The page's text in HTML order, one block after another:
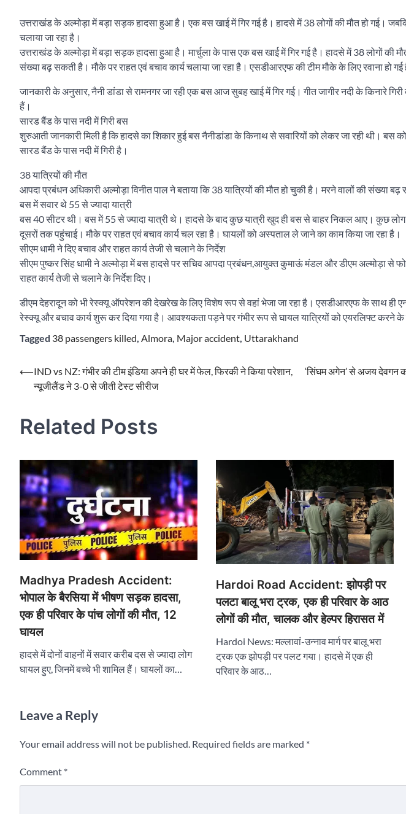
उत्तराखंड के अल्मोड़ा में बड़ा सड़क हादसा हुआ है। एक बस खाई में गिर गई है। हादसे में 38 लोगों की मौत हो गई।
चलाया जा रहा है।
उत्तराखंड के अल्मोड़ा में बड़ा सड़क हादसा हुआ है। मार्चुला के पास एक बस खाई में गिर गई है। हादसे में 38 लोगों की
संख्या बढ़ सकती है। मौके पर राहत एवं बचाव कार्य चलाया जा रहा है। एसडीआरएफ की टीम मौके के लिए रवाना हो गई
जानकारी के अनुसार, नैनी डांडा से रामनगर जा रही एक बस आज सुबह खाई में गिर गई। गीत जागीर नदी के किनारे
हैं।
सारड बैंड के पास नदी में गिरी बस
शुरुआती जानकारी मिली है कि हादसे का शिकार हुई बस नैनीडांडा के किनाथ से सवारियों को लेकर जा रही थी। बस
सारड बैंड के पास नदी में गिरी है।
38 यात्रियों की मौत
आपदा प्रबंधन अधिकारी अल्मोड़ा विनीत पाल ने बताया कि 38 यात्रियों की मौत हो चुकी है। मरने वालों की संख्या
बस में सवार थे 55 से ज्यादा यात्री
बस 40 सीटर थी। बस में 55 से ज्यादा यात्री थे। हादसे के बाद कुछ यात्री खुद ही बस से बाहर निकल आए। कुछ लोग
दूसरों तक पहुंचाई। मौके पर राहत एवं बचाव कार्य चल रहा है। घायलों को अस्पताल ले जाने का काम किया जा रहा है।
सीएम धामी ने दिए बचाव और राहत कार्य तेजी से चलाने के निर्देश
सीएम पुष्कर सिंह धामी ने अल्मोड़ा में बस हादसे पर सचिव आपदा प्रबंधन,आयुक्त कुमाऊं मंडल और डीएम अल्मोड़ा से
राहत कार्य तेजी से चलाने के निर्देश दिए।
डीएम देहरादून को भी रेस्क्यू ऑपरेशन की देखरेख के लिए विशेष रूप से वहां भेजा जा रहा है। एसडीआरएफ के साथ ही
रेस्क्यू और बचाव कार्य शुरू कर दिया गया है। आवश्यकता पड़ने पर गंभीर रूप से घायल यात्रियों को एयरलिफ्ट करने के
Tagged 38 passengers killed, Almora, Major accident, Uttarakhand
Post
navigation
⟵IND vs NZ: गंभीर की टीम इंडिया अपने ही घर में फेल, फिरकी ने किया परेशान,
न्यूजीलैंड ने 3-0 से जीती टेस्ट सीरीज
‘सिंघम अगेन’ से अजय देवगन
Related Posts
Madhya Pradesh Accident:
भोपाल के बैरसिया में भीषण सड़क हादसा,
एक ही परिवार के पांच लोगों की मौत, 12
घायल
हादसे में दोनों वाहनों में सवार करीब दस से ज्यादा लोग
घायल हुए, जिनमें बच्चे भी शामिल हैं। घायलों का…
Hardoi Road Accident: झोपड़ी पर
पलटा बालू भरा ट्रक, एक ही परिवार के आठ
लोगों की मौत, चालक और हेल्पर हिरासत में
Hardoi News: मल्लावां-उन्नाव मार्ग पर बालू भरा
ट्रक एक झोपड़ी पर पलट गया। हादसे में एक ही
परिवार के आठ…
Leave a Reply
Your email address will not be published. Required fields are marked *
Comment *